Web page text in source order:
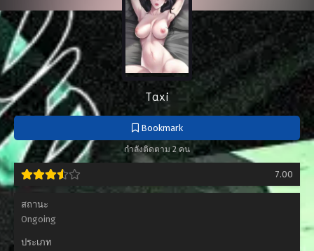
Taxi
Bookmark
กำลังติดตาม 2 คน
7.00
สถานะ
Ongoing
ประเภท